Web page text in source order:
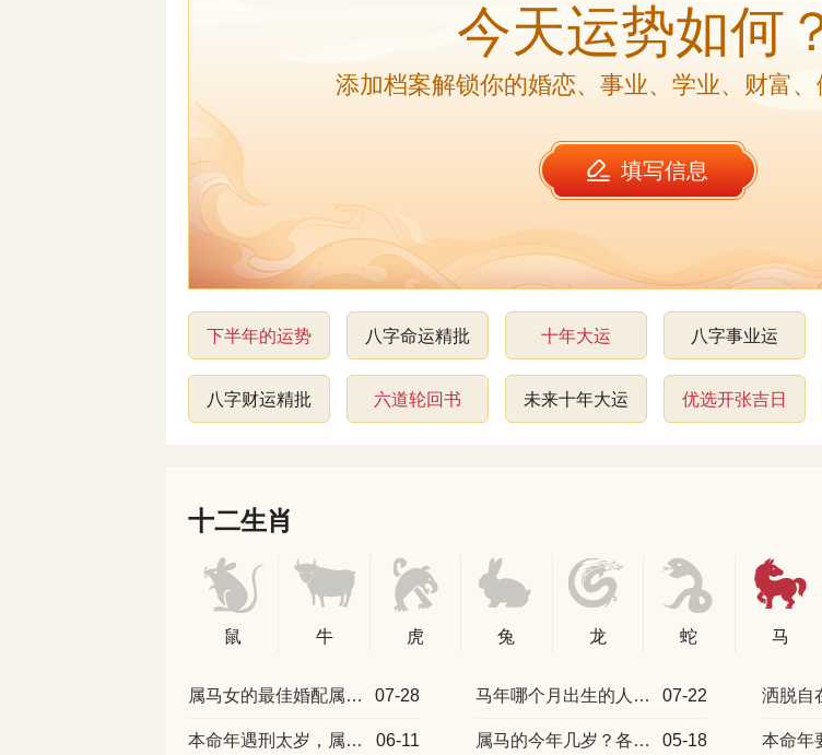
今天运势如何
添加档案解锁你的婚恋、事业、学业、财富
填写信息
下半年的运势 八字命运精批 十年大运 八字事业运
八字财运精批 六道轮回书 未来十年大运 优选开张吉日
十二生肖
鼠 牛 虎 兔 龙 蛇 马
属马女的最佳婚配属相盘点，看看和谁更为契合 07-28 马年哪个月出生的人最好命？属马各月运势一览 07-22
本命年遇刑太岁，属马2026年的运势及运程 06-11 属马的今年几岁？各年份年龄运势汇总 05-18